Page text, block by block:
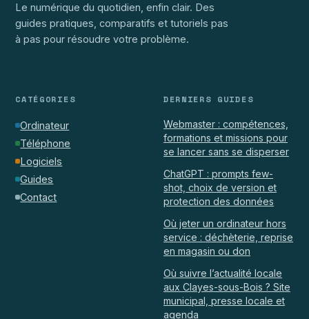
Le numérique du quotidien, enfin clair. Des
guides pratiques, comparatifs et tutoriels pas
à pas pour résoudre votre problème.
CATÉGORIES
Ordinateur
Téléphone
Logiciels
Guides
Contact
DERNIERS GUIDES
Webmaster : compétences,
formations et missions pour
se lancer sans se disperser
ChatGPT : prompts few-
shot, choix de version et
protection des données
Où jeter un ordinateur hors
service : déchèterie, reprise
en magasin ou don
Où suivre l’actualité locale
aux Clayes-sous-Bois ? Site
municipal, presse locale et
agenda